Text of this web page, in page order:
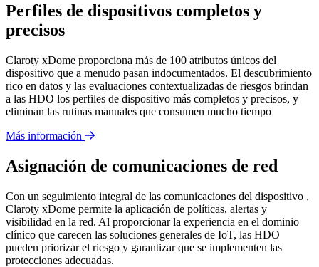
Perfiles de dispositivos completos y
precisos
Claroty xDome proporciona más de 100 atributos únicos del
dispositivo que a menudo pasan indocumentados. El descubrimiento
rico en datos y las evaluaciones contextualizadas de riesgos brindan
a las HDO los perfiles de dispositivo más completos y precisos, y
eliminan las rutinas manuales que consumen mucho tiempo
Más información
Asignación de comunicaciones de red
Con un seguimiento integral de las comunicaciones del dispositivo ,
Claroty xDome permite la aplicación de políticas, alertas y
visibilidad en la red. Al proporcionar la experiencia en el dominio
clínico que carecen las soluciones generales de IoT, las HDO
pueden priorizar el riesgo y garantizar que se implementen las
protecciones adecuadas.